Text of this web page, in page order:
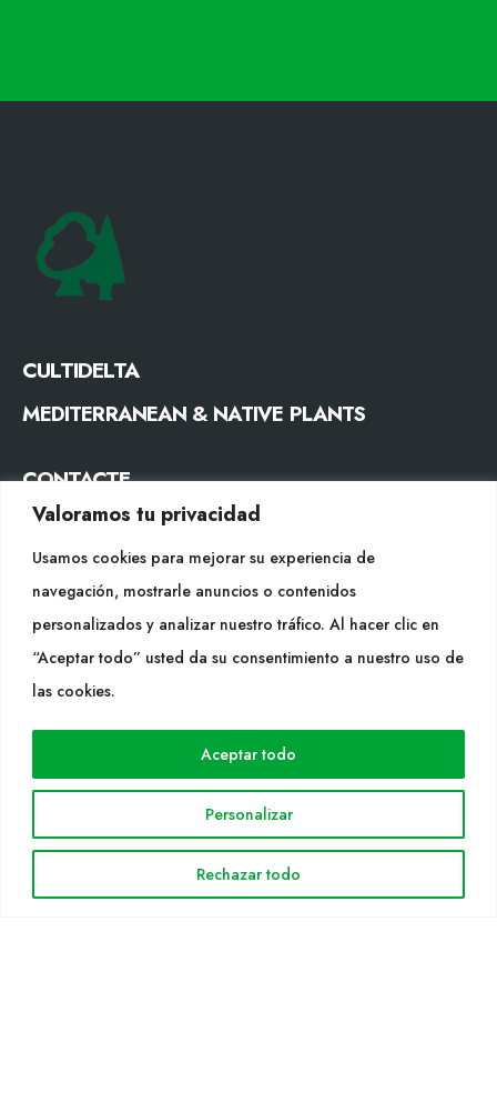
Valoramos tu privacidad
Usamos cookies para mejorar su experiencia de
navegación, mostrarle anuncios o contenidos
personalizados y analizar nuestro tráfico. Al hacer clic en
“Aceptar todo” usted da su consentimiento a nuestro uso de
las cookies.
Personalizar
Rechazar todo
Aceptar todo
CULTIDELTA
MEDITERRANEAN & NATIVE PLANTS
CONTACTE
Tel. +34 977053013
info@cultidelta.com
SEGUEIX-NOS
WEB
Árees de treball
Solicitud Catàleg